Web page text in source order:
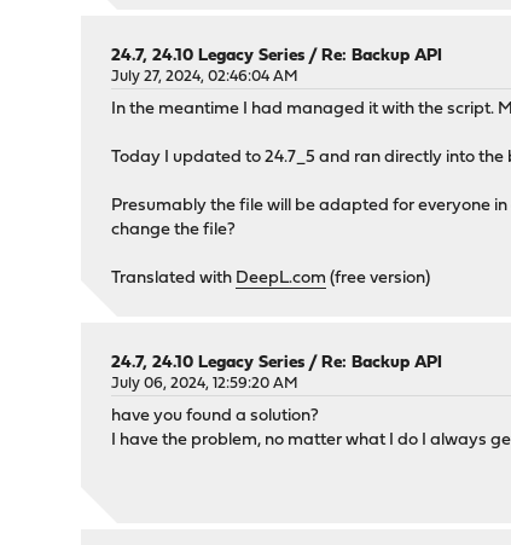
24.7, 24.10 Legacy Series /Re: Backup API
July 27, 2024, 02:46:04 AM
In the meantime I had managed it with the script.
Today I updated to 24.7_5 and ran directly into
Presumably the file will be adapted for everyone
change the file?
Translated with DeepL.com (free version)
24.7, 24.10 Legacy Series /Re: Backup API
July 06, 2024, 12:59:20 AM
have you found a solution?
I have the problem, no matter what I do I always